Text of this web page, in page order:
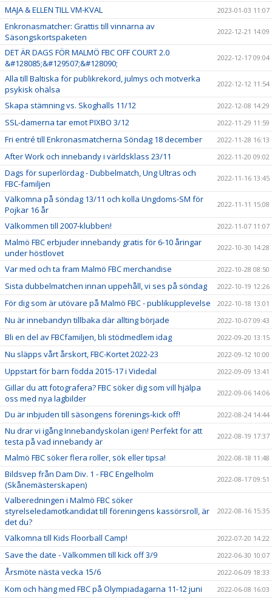
MAJA & ELLEN TILL VM-KVAL 2023-01-03 11:07
Enkronasmatcher: Grattis till vinnarna av
Säsongskortspaketen
2022-12-21 14:09
DET ÄR DAGS FÖR MALMÖ FBC OFF COURT 2.0
&#128085;&#129507;&#128090;
2022-12-17 09:04
Alla till Baltiska för publikrekord, julmys och motverka
psykisk ohälsa
2022-12-12 11:54
Skapa stämning vs. Skoghalls 11/12 2022-12-08 14:29
SSL-damerna tar emot PIXBO 3/12 2022-11-29 11:59
Fri entré till Enkronasmatcherna Söndag 18 december 2022-11-28 16:13
After Work och innebandy i världsklass 23/11 2022-11-20 09:02
Dags för superlördag - Dubbelmatch, Ung Ultras och
FBC-familjen
2022-11-16 13:45
Välkomna på söndag 13/11 och kolla Ungdoms-SM för
Pojkar 16 år
2022-11-11 15:08
Välkommen till 2007-klubben! 2022-11-07 11:07
Malmö FBC erbjuder innebandy gratis för 6-10 åringar
under höstlovet
2022-10-30 14:28
Var med och ta fram Malmö FBC merchandise 2022-10-28 08:50
Sista dubbelmatchen innan uppehåll, vi ses på söndag 2022-10-19 12:26
För dig som är utövare på Malmö FBC - publikupplevelse 2022-10-18 13:01
Nu är innebandyn tillbaka där allting började 2022-10-07 09:43
Bli en del av FBCfamiljen, bli stödmedlem idag 2022-09-20 13:15
Nu släpps vårt årskort, FBC-Kortet 2022-23 2022-09-12 10:00
Uppstart för barn födda 2015-17 i Videdal 2022-09-09 13:41
Gillar du att fotografera? FBC söker dig som vill hjälpa
oss med nya lagbilder
2022-09-06 14:06
Du är inbjuden till säsongens förenings-kick off! 2022-08-24 14:44
Nu drar vi igång Innebandyskolan igen! Perfekt för att
testa på vad innebandy är
2022-08-19 17:37
Malmö FBC söker flera roller, sök eller tipsa! 2022-08-18 11:48
Bildsvep från Dam Div. 1 - FBC Engelholm
(Skånemästerskapen)
2022-08-17 09:51
Valberedningen i Malmö FBC söker
styrelseledamotkandidat till föreningens kassörsroll, är
det du?
2022-08-16 15:35
Välkomna till Kids Floorball Camp! 2022-07-20 14:22
Save the date - Välkommen till kick off 3/9 2022-06-30 10:07
Årsmöte nästa vecka 15/6 2022-06-09 18:33
Kom och häng med FBC på Olympiadagarna 11-12 juni 2022-06-08 16:03